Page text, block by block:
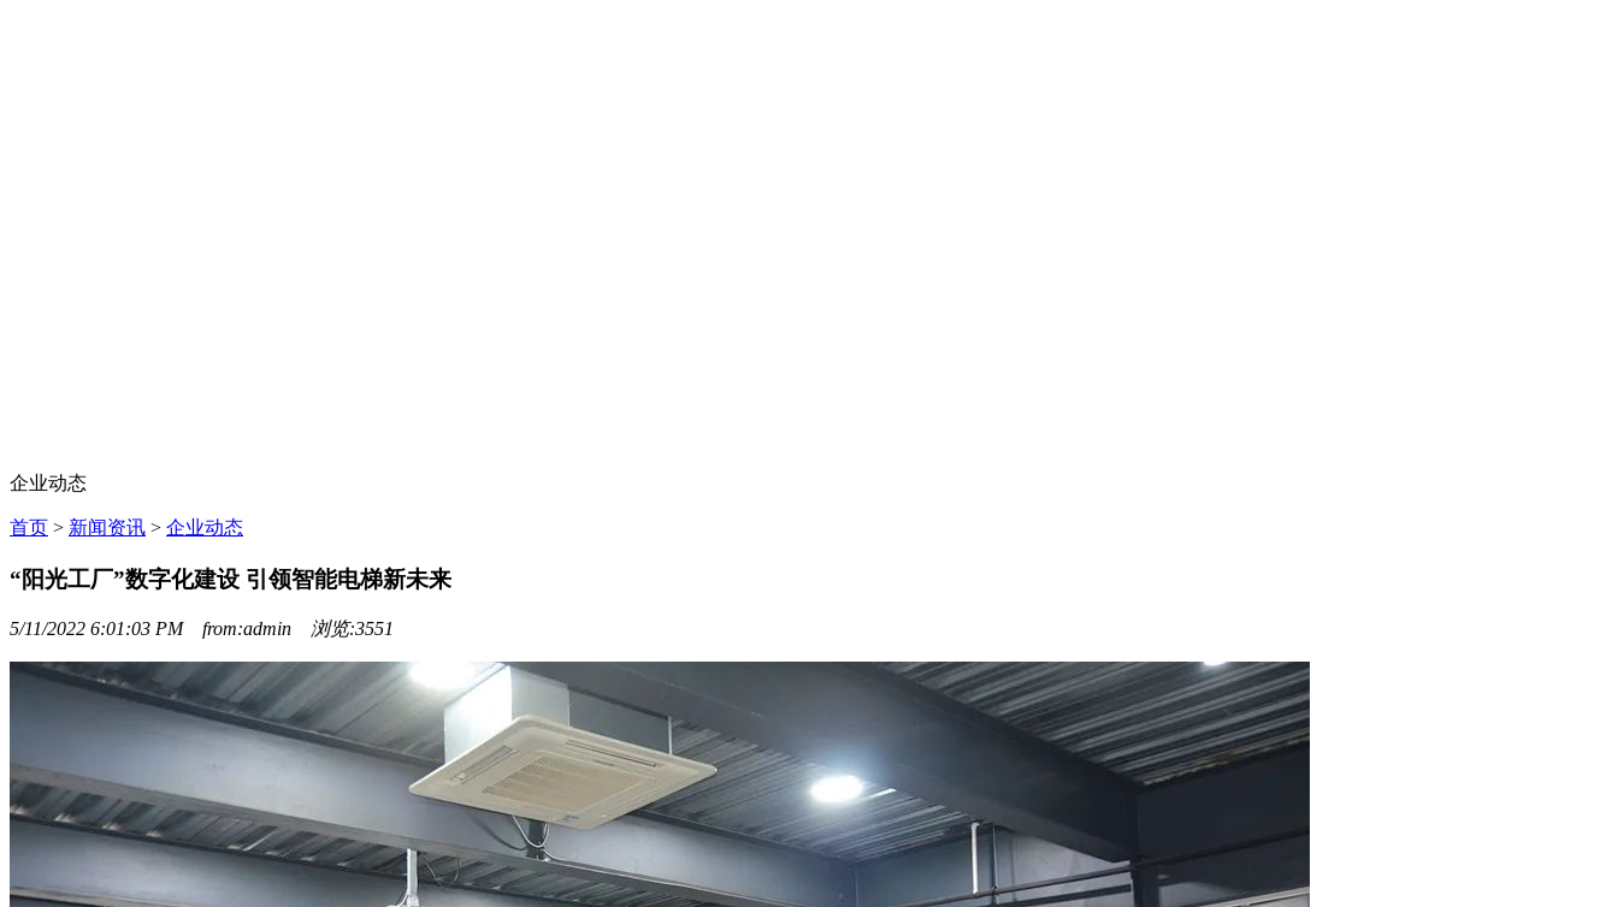
企业动态
首页 > 新闻资讯 > 企业动态
“阳光工厂”数字化建设 引领智能电梯新未来
5/11/2022 6:01:03 PM from:admin 浏览:3551